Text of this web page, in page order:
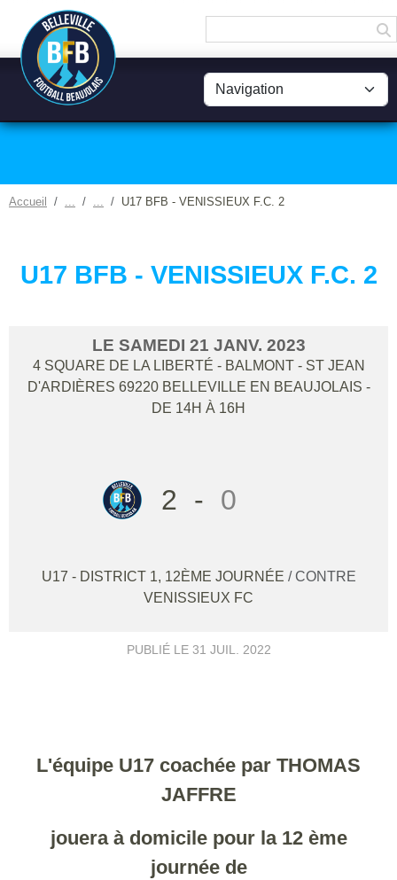
Accueil U17 BFB - VENISSIEUX F.C. 2
U17 BFB - VENISSIEUX F.C. 2
LE SAMEDI 21 JANV. 2023
4 SQUARE DE LA LIBERTÉ - BALMONT - ST JEAN
D'ARDIÈRES 69220 BELLEVILLE EN BEAUJOLAIS -
DE 14H À 16H
2 - 0
U17 - DISTRICT 1, 12ÈME JOURNÉE / CONTRE
VENISSIEUX FC
PUBLIÉ LE 31 JUIL. 2022
L'équipe U17 coachée par THOMAS
JAFFRE
jouera à domicile pour la 12 ème
journée de
Panneau de gestion des cookies